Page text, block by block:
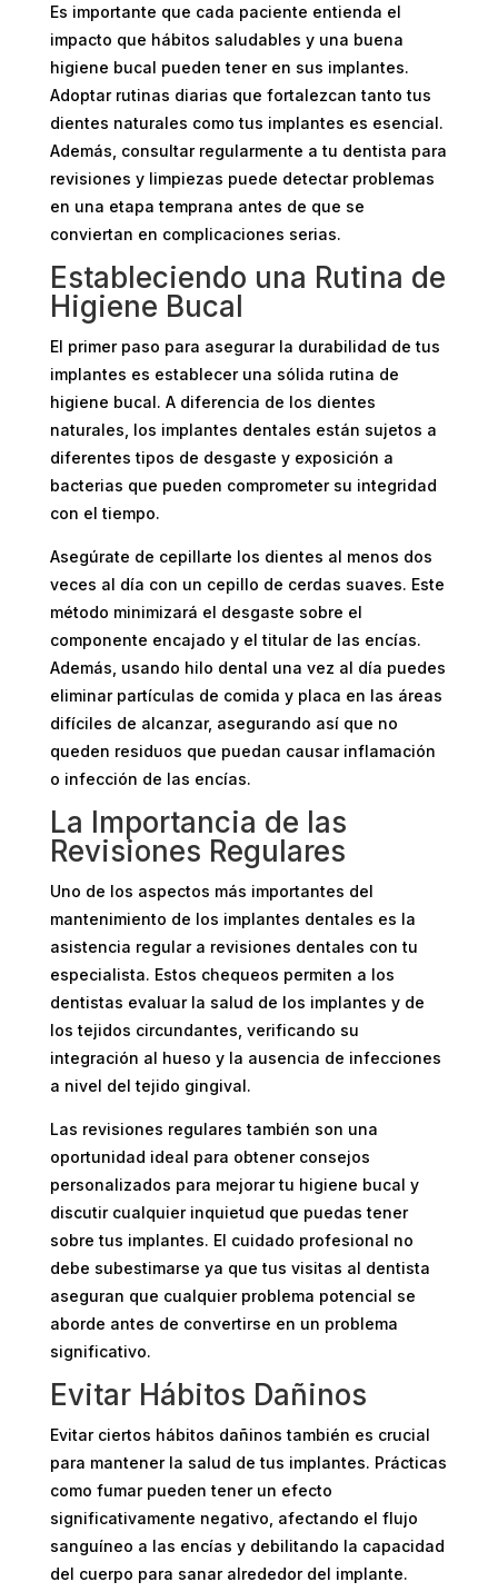
Es importante que cada paciente entienda el
impacto que hábitos saludables y una buena
higiene bucal pueden tener en sus implantes.
Adoptar rutinas diarias que fortalezcan tanto tus
dientes naturales como tus implantes es esencial.
Además, consultar regularmente a tu dentista para
revisiones y limpiezas puede detectar problemas
en una etapa temprana antes de que se
conviertan en complicaciones serias.
Estableciendo una Rutina de
Higiene Bucal
El primer paso para asegurar la durabilidad de tus
implantes es establecer una sólida rutina de
higiene bucal. A diferencia de los dientes
naturales, los implantes dentales están sujetos a
diferentes tipos de desgaste y exposición a
bacterias que pueden comprometer su integridad
con el tiempo.
Asegúrate de cepillarte los dientes al menos dos
veces al día con un cepillo de cerdas suaves. Este
método minimizará el desgaste sobre el
componente encajado y el titular de las encías.
Además, usando hilo dental una vez al día puedes
eliminar partículas de comida y placa en las áreas
difíciles de alcanzar, asegurando así que no
queden residuos que puedan causar inflamación
o infección de las encías.
La Importancia de las
Revisiones Regulares
Uno de los aspectos más importantes del
mantenimiento de los implantes dentales es la
asistencia regular a revisiones dentales con tu
especialista. Estos chequeos permiten a los
dentistas evaluar la salud de los implantes y de
los tejidos circundantes, verificando su
integración al hueso y la ausencia de infecciones
a nivel del tejido gingival.
Las revisiones regulares también son una
oportunidad ideal para obtener consejos
personalizados para mejorar tu higiene bucal y
discutir cualquier inquietud que puedas tener
sobre tus implantes. El cuidado profesional no
debe subestimarse ya que tus visitas al dentista
aseguran que cualquier problema potencial se
aborde antes de convertirse en un problema
significativo.
Evitar Hábitos Dañinos
Evitar ciertos hábitos dañinos también es crucial
para mantener la salud de tus implantes. Prácticas
como fumar pueden tener un efecto
significativamente negativo, afectando el flujo
sanguíneo a las encías y debilitando la capacidad
del cuerpo para sanar alrededor del implante.